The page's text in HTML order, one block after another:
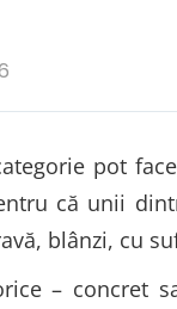
pot
că unii
blânzi, cu
– concret